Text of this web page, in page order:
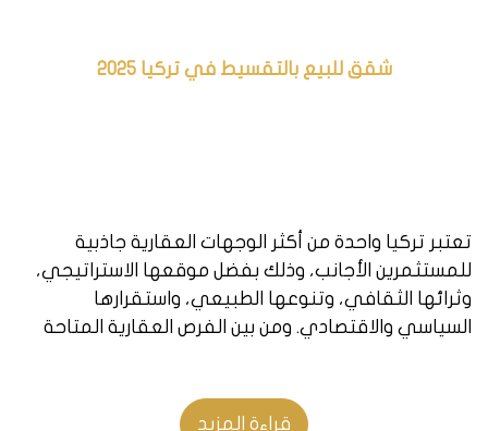
شقق للبيع بالتقسيط في تركيا 2025
تعتبر تركيا واحدة من أكثر الوجهات العقارية جاذبية
للمستثمرين الأجانب، وذلك بفضل موقعها الاستراتيجي،
وثرائها الثقافي، وتنوعها الطبيعي، واستقرارها
السياسي والاقتصادي. ومن بين الفرص العقارية المتاحة
قراءة المزيد